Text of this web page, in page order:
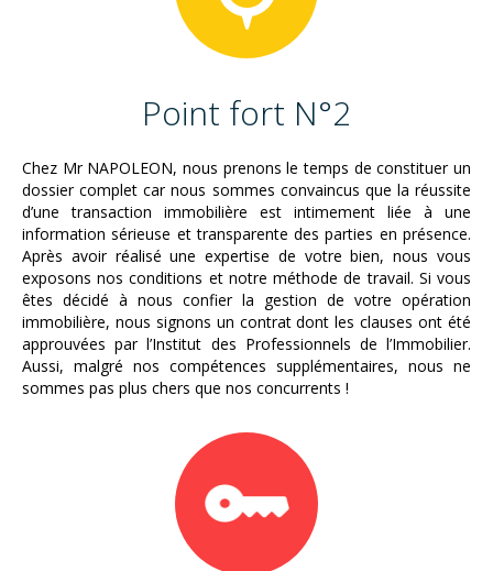
Point fort N°2
Chez Mr NAPOLEON, nous prenons le temps de constituer un
dossier complet car nous sommes convaincus que la réussite
d’une transaction immobilière est intimement liée à une
information sérieuse et transparente des parties en présence.
Après avoir réalisé une expertise de votre bien, nous vous
exposons nos conditions et notre méthode de travail. Si vous
êtes décidé à nous confier la gestion de votre opération
immobilière, nous signons un contrat dont les clauses ont été
approuvées par l’Institut des Professionnels de l’Immobilier.
Aussi, malgré nos compétences supplémentaires, nous ne
sommes pas plus chers que nos concurrents !